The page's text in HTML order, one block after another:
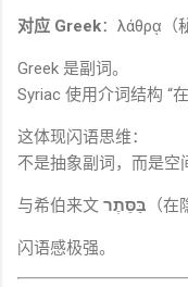
对应 Greek：λάθρᾳ（
Greek 是副词。
Syriac 使用介词结构 “在
这体现闪语思维：
不是抽象副词，而是空
与希伯来文 בַּסֵּתֶר （
闪语感极强。